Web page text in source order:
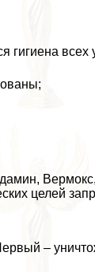
гигиена всех
целей
–